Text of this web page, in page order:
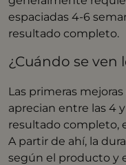
espaciadas 4-6
resultado completo.
¿Cuándo se ven
Las primeras
aprecian entre las 4
resultado completo,
A partir de ahí, la
según el producto y